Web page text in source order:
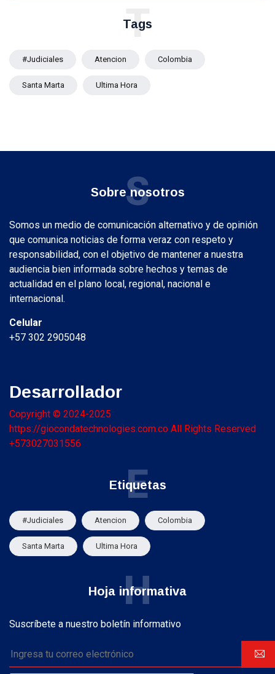
Tags
T
#Judiciales Atencion Colombia
Santa Marta Ultima Hora
Sobre nosotros
S
Somos un medio de comunicación alternativo y de opinión
que comunica noticias de forma veraz con respeto y
responsabilidad, con el objetivo de mantener a nuestra
audiencia bien informada sobre hechos y temas de
actualidad en el plano local, regional, nacional e
internacional.
Celular
+57 302 2905048
Desarrollador
Copyright © 2024-2025
https://giocondatechnologies.com.co All Rights Reserved
+573027031556
Etiquetas
E
#Judiciales Atencion Colombia
Santa Marta Ultima Hora
Hoja informativa
H
Suscríbete a nuestro boletín informativo